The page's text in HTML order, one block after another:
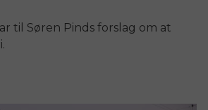
til Søren Pinds forslag om at